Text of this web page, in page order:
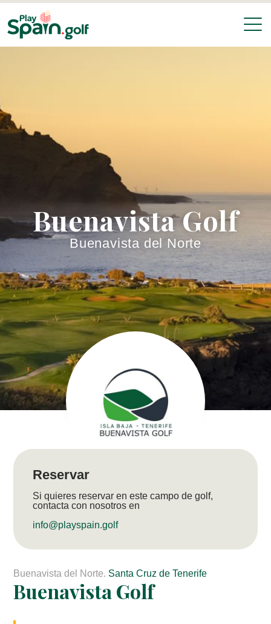
Buenavista Golf
Buenavista del Norte
Buenavista del Norte. Santa Cruz de Tenerife
Buenavista Golf
Reservar
Si quieres reservar en este campo de golf,
contacta con nosotros en
info@playspain.golf